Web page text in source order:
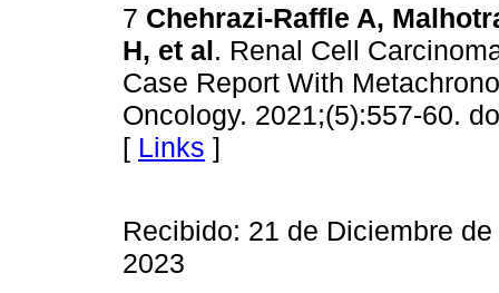
7 Chehrazi-Raffle A,
H, et al. Renal Cell
Case Report With
Oncology. 2021;(5):557-60.
[ Links ]
Recibido: 21 de Diciembre
2023